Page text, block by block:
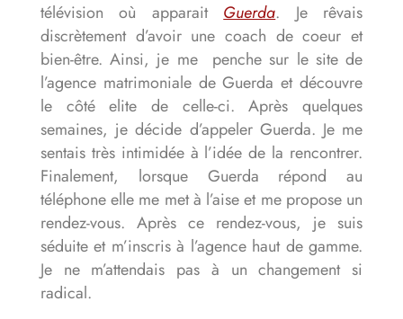
télévision où apparait Guerda. Je rêvais
discrètement d’avoir une coach de coeur et
bien-être. Ainsi, je me penche sur le site de
l’agence matrimoniale de Guerda et découvre
le côté elite de celle-ci. Après quelques
semaines, je décide d’appeler Guerda. Je me
sentais très intimidée à l’idée de la rencontrer.
Finalement, lorsque Guerda répond au
téléphone elle me met à l’aise et me propose un
rendez-vous. Après ce rendez-vous, je suis
séduite et m’inscris à l’agence haut de gamme.
Je ne m’attendais pas à un changement si
radical.